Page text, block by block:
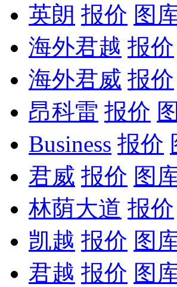
英朗 报价 图
海外君越 报价
海外君威 报价
昂科雷 报价
Business 报价
君威 报价 图
林荫大道 报价
凯越 报价 图
君越 报价 图